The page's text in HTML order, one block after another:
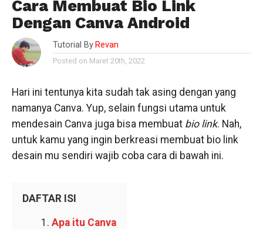
Cara Membuat Bio Link
Dengan Canva Android
Tutorial By Revan
Posted on Maret 20th, 2022
Hari ini tentunya kita sudah tak asing dengan yang
namanya Canva. Yup, selain fungsi utama untuk
mendesain Canva juga bisa membuat bio link. Nah,
untuk kamu yang ingin berkreasi membuat bio link
desain mu sendiri wajib coba cara di bawah ini.
DAFTAR ISI
Apa itu Canva